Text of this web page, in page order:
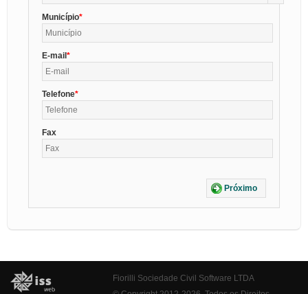
Município
E-mail
Telefone
Fax
Próximo
Fiorilli Sociedade Civil Software LTDA